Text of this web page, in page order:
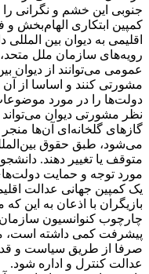
جنوبی این خشم و نگرانی
کمپین ابتکاری الهام‌بخش
رویه‌های سازمان ملل
عمومی می‌توانند از دیوان
مشورتی کنند و اساسا از آن
دولت‌ها را در مورد
نظر مشورتی دیوان
گازهای گلخانه‌ای آن‌ها
می‌شود، طبق حقوق
متوقف یا تغییر دهند.
مورد توجه و حمایت
یک کمپین جهانی عدالت
بازیگران با اذعان به این
چارچوب کنوانسیون
پیشرفت کمی داشته است،
صرفا از طریق سیاست و
عدالت کنترل و اداره شود.